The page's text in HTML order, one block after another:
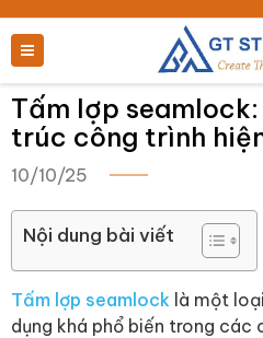
Tấm lợp
trúc công trình
10/10/25
Nội dung bài viết
Tấm lợp seamlock là một
dụng khá phổ biến trong các